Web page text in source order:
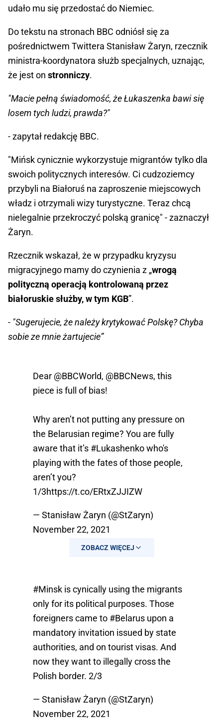
udało mu się przedostać do Niemiec.
Do tekstu na stronach BBC odniósł się za
pośrednictwem Twittera Stanisław Żaryn, rzecznik
ministra-koordynatora służb specjalnych, uznając,
że jest on stronniczy.
"Macie pełną świadomość, że Łukaszenka bawi się
losem tych ludzi, prawda?"
- zapytał redakcję BBC.
"Mińsk cynicznie wykorzystuje migrantów tylko dla
swoich politycznych interesów. Ci cudzoziemcy
przybyli na Białoruś na zaproszenie miejscowych
władz i otrzymali wizy turystyczne. Teraz chcą
nielegalnie przekroczyć polską granicę" - zaznaczył
Żaryn.
Rzecznik wskazał, że w przypadku kryzysu
migracyjnego mamy do czynienia z „wrogą
polityczną operacją kontrolowaną przez
białoruskie służby, w tym KGB”.
- "Sugerujecie, że należy krytykować Polskę? Chyba
sobie ze mnie żartujecie”
Dear @BBCWorld, @BBCNews, this
piece is full of bias!
Why aren’t not putting any pressure on
the Belarusian regime? You are fully
aware that it’s #Lukashenkowho's
playing with the fates of those people,
aren’t you?
1/3https://t.co/ERtxZJJIZW
— Stanisław Żaryn (@StZaryn)
November 22, 2021
ZOBACZ WIĘCEJ
#Minsk is cynically using the migrants
only for its political purposes. Those
foreigners came to #Belarus upon a
mandatory invitation issued by state
authorities, and on tourist visas. And
now they want to illegally cross the
Polish border. 2/3
— Stanisław Żaryn (@StZaryn)
November 22, 2021